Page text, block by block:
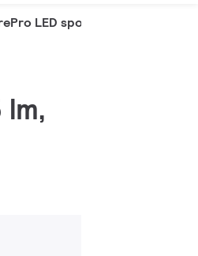
LED spot ND 4.4-35W
lm,